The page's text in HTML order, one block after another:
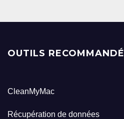
OUTILS
CleanMyMac
Récupération de données